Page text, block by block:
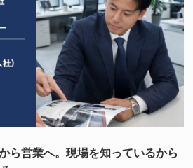
ら営業へ。現場を知っているから